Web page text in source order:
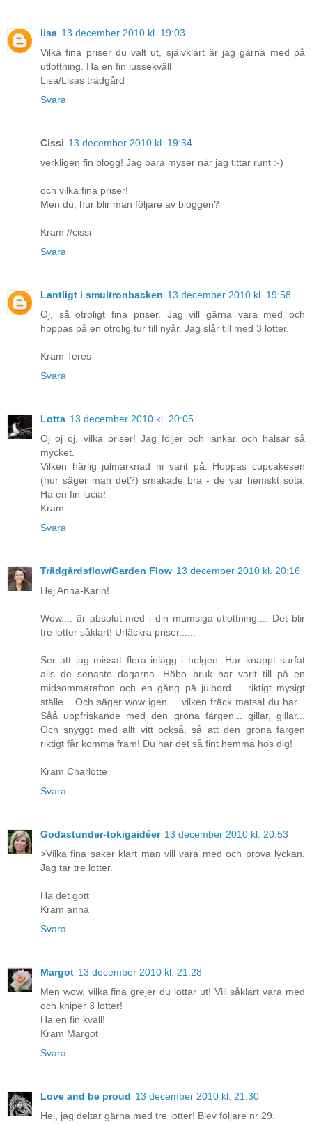
lisa 13 december 2010 kl. 19:03
Vilka fina priser du valt ut, självklart är jag gärna med på
utlottning. Ha en fin lussekväll
Lisa/Lisas trädgård
Svara
Cissi 13 december 2010 kl. 19:34
verkligen fin blogg! Jag bara myser när jag tittar runt :-)
och vilka fina priser!
Men du, hur blir man följare av bloggen?
Kram //cissi
Svara
Lantligt i smultronbacken 13 december 2010 kl. 19:58
Oj, så otroligt fina priser. Jag vill gärna vara med och
hoppas på en otrolig tur till nyår. Jag slår till med 3 lotter.
Kram Teres
Svara
Lotta 13 december 2010 kl. 20:05
Oj oj oj, vilka priser! Jag följer och länkar och hälsar så
mycket.
Vilken härlig julmarknad ni varit på. Hoppas cupcakesen
(hur säger man det?) smakade bra - de var hemskt söta.
Ha en fin lucia!
Kram
Svara
Trädgårdsflow/Garden Flow 13 december 2010 kl. 20:16
Hej Anna-Karin!
Wow.... är absolut med i din mumsiga utlottning.... Det blir
tre lotter såklart! Urläckra priser......
Ser att jag missat flera inlägg i helgen. Har knappt surfat
alls de senaste dagarna. Höbo bruk har varit till på en
midsommarafton och en gång på julbord.... riktigt mysigt
ställe... Och säger wow igen.... vilken fräck matsal du har...
Såå uppfriskande med den gröna färgen... gillar, gillar...
Och snyggt med allt vitt också, så att den gröna färgen
riktigt får komma fram! Du har det så fint hemma hos dig!
Kram Charlotte
Svara
Godastunder-tokigaidéer 13 december 2010 kl. 20:53
>Vilka fina saker klart man vill vara med och prova lyckan.
Jag tar tre lotter.
Ha det gott
Kram anna
Svara
Margot 13 december 2010 kl. 21:28
Men wow, vilka fina grejer du lottar ut! Vill såklart vara med
och kniper 3 lotter!
Ha en fin kväll!
Kram Margot
Svara
Love and be proud 13 december 2010 kl. 21:30
Hej, jag deltar gärna med tre lotter! Blev följare nr 29.